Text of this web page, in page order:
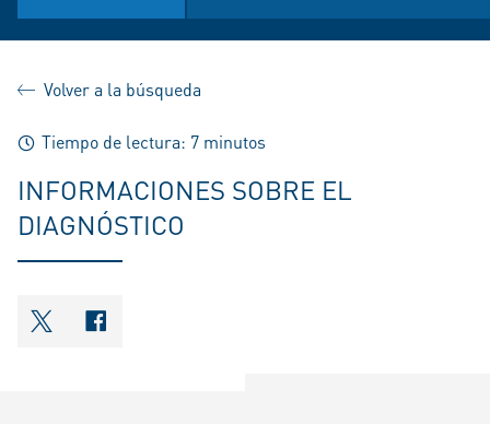
Volver a la búsqueda
Tiempo de lectura: 7 minutos
INFORMACIONES SOBRE EL
DIAGNÓSTICO
shareOntwitter
shareOnfacebook